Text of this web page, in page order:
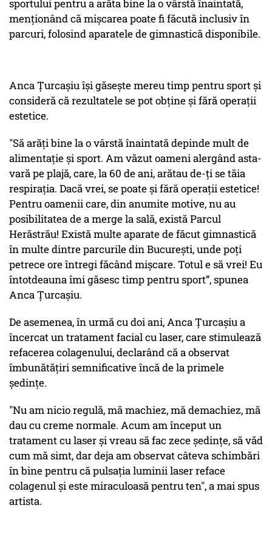
sportului pentru a arăta bine la o vârstă înaintată,
menționând că mișcarea poate fi făcută inclusiv în
parcuri, folosind aparatele de gimnastică disponibile.
Anca Țurcașiu își găsește mereu timp pentru sport și
consideră că rezultatele se pot obține și fără operații
estetice.
"Să arăți bine la o vârstă înaintată depinde mult de
alimentație și sport. Am văzut oameni alergând asta-
vară pe plajă, care, la 60 de ani, arătau de-ți se tăia
respirația. Dacă vrei, se poate și fără operații estetice!
Pentru oamenii care, din anumite motive, nu au
posibilitatea de a merge la sală, există Parcul
Herăstrău! Există multe aparate de făcut gimnastică
în multe dintre parcurile din București, unde poți
petrece ore întregi făcând mișcare. Totul e să vrei! Eu
întotdeauna îmi găsesc timp pentru sport”, spunea
Anca Țurcașiu.
De asemenea, în urmă cu doi ani, Anca Țurcașiu a
încercat un tratament facial cu laser, care stimulează
refacerea colagenului, declarând că a observat
îmbunătățiri semnificative încă de la primele
ședințe.
"Nu am nicio regulă, mă machiez, mă demachiez, mă
dau cu creme normale. Acum am început un
tratament cu laser și vreau să fac zece ședințe, să văd
cum mă simt, dar deja am observat câteva schimbări
în bine pentru că pulsația luminii laser reface
colagenul și este miraculoasă pentru ten", a mai spus
artista.